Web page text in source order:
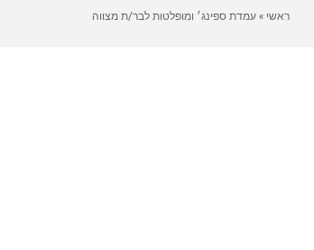
ראשי »עמדת ספינג׳ ומופלטות לבר/ת מצווה